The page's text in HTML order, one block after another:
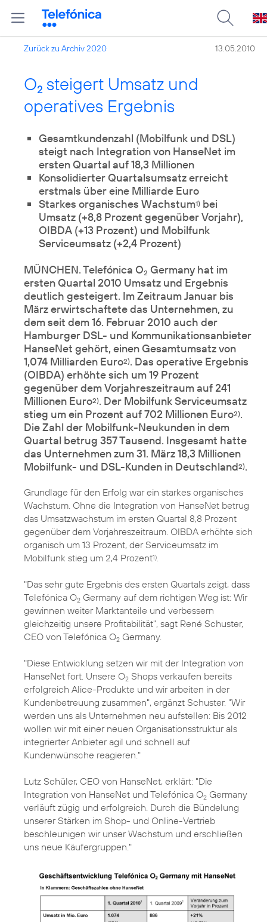
Zurück zu Archiv 2020 13.05.2010
O2 steigert Umsatz und
operatives Ergebnis
Gesamtkundenzahl (Mobilfunk und DSL)
steigt nach Integration von HanseNet im
ersten Quartal auf 18,3 Millionen
Konsolidierter Quartalsumsatz erreicht
erstmals über eine Milliarde Euro
Starkes organisches Wachstum1) bei
Umsatz (+8,8 Prozent gegenüber Vorjahr),
OIBDA (+13 Prozent) und Mobilfunk
Serviceumsatz (+2,4 Prozent)
MÜNCHEN. Telefónica O2 Germany hat im
ersten Quartal 2010 Umsatz und Ergebnis
deutlich gesteigert. Im Zeitraum Januar bis
März erwirtschaftete das Unternehmen, zu
dem seit dem 16. Februar 2010 auch der
Hamburger DSL- und Kommunikationsanbieter
HanseNet gehört, einen Gesamtumsatz von
1,074 Milliarden Euro2). Das operative Ergebnis
(OIBDA) erhöhte sich um 19 Prozent
gegenüber dem Vorjahreszeitraum auf 241
Millionen Euro2). Der Mobilfunk Serviceumsatz
stieg um ein Prozent auf 702 Millionen Euro2).
Die Zahl der Mobilfunk-Neukunden in dem
Quartal betrug 357 Tausend. Insgesamt hatte
das Unternehmen zum 31. März 18,3 Millionen
Mobilfunk- und DSL-Kunden in Deutschland2).
Grundlage für den Erfolg war ein starkes organisches
Wachstum. Ohne die Integration von HanseNet betrug
das Umsatzwachstum im ersten Quartal 8,8 Prozent
gegenüber dem Vorjahreszeitraum. OIBDA erhöhte sich
organisch um 13 Prozent, der Serviceumsatz im
Mobilfunk stieg um 2,4 Prozent1).
"Das sehr gute Ergebnis des ersten Quartals zeigt, dass
Telefónica O2 Germany auf dem richtigen Weg ist: Wir
gewinnen weiter Marktanteile und verbessern
gleichzeitig unsere Profitabilität", sagt René Schuster,
CEO von Telefónica O2 Germany.
"Diese Entwicklung setzen wir mit der Integration von
HanseNet fort. Unsere O2 Shops verkaufen bereits
erfolgreich Alice-Produkte und wir arbeiten in der
Kundenbetreuung zusammen", ergänzt Schuster. "Wir
werden uns als Unternehmen neu aufstellen: Bis 2012
wollen wir mit einer neuen Organisationsstruktur als
integrierter Anbieter agil und schnell auf
Kundenwünsche reagieren."
Lutz Schüler, CEO von HanseNet, erklärt: "Die
Integration von HanseNet und Telefónica O2 Germany
verläuft zügig und erfolgreich. Durch die Bündelung
unserer Stärken im Shop- und Online-Vertrieb
beschleunigen wir unser Wachstum und erschließen
uns neue Käufergruppen."